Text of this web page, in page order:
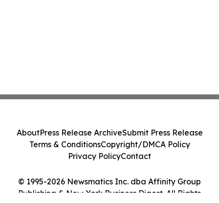
© 1995-2026 Newsmatics Inc. dba Affinity Group
Publishing & New York Business Digest. All Rights
AboutPress Release ArchiveSubmit Press Release
Terms & ConditionsCopyright/DMCA Policy
Privacy PolicyContact